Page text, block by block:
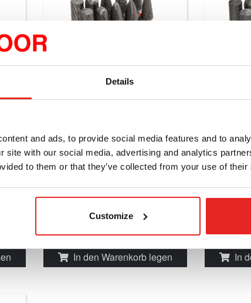
Details
and ads, to provide social media features and to
site with our social media, advertising and analytics
to them or that they’ve collected from your use of
Customize
Rotationsfräser-Set,
Kreuzverzahnung, D 10 mm.
€322,06 exkl. MwSt
In den Warenkorb legen In